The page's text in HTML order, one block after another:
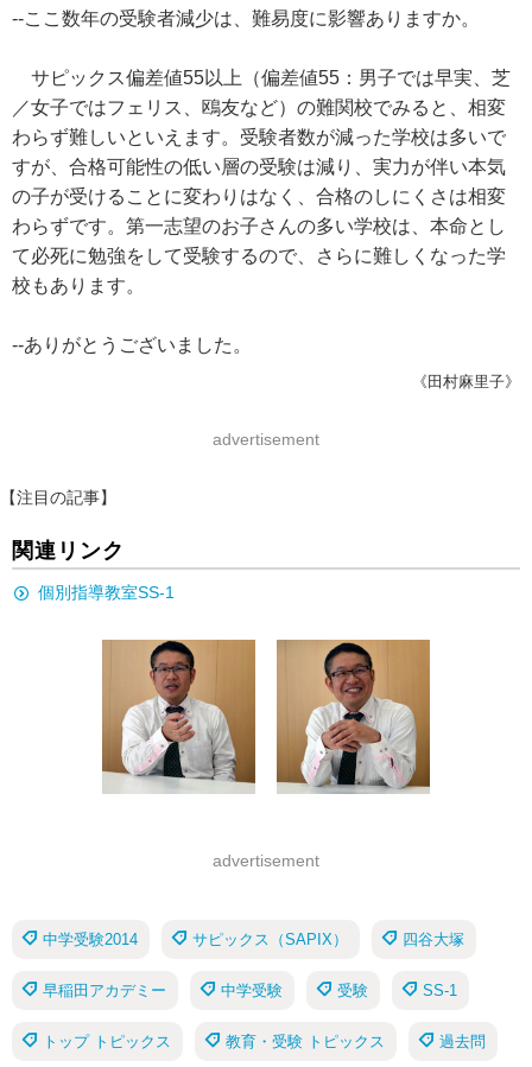
--ここ数年の受験者減少は、難易度に影響ありますか。
サピックス偏差値55以上（偏差値55：男子では早実、芝
／女子ではフェリス、鴎友など）の難関校でみると、相変
わらず難しいといえます。受験者数が減った学校は多いで
すが、合格可能性の低い層の受験は減り、実力が伴い本気
の子が受けることに変わりはなく、合格のしにくさは相変
わらずです。第一志望のお子さんの多い学校は、本命とし
て必死に勉強をして受験するので、さらに難しくなった学
校もあります。
--ありがとうございました。
《田村麻里子》
advertisement
【注目の記事】
関連リンク
個別指導教室SS-1
advertisement
中学受験2014 サピックス（SAPIX） 四谷大塚
早稲田アカデミー 中学受験 受験 SS-1
トップ トピックス 教育・受験 トピックス 過去問